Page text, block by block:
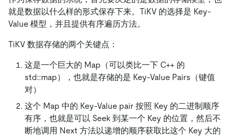
就是数据以什么样的形式保存下来。TiKV 的选择是 Key-
Value 模型，并且提供有序遍历方法。
TiKV 数据存储的两个关键点：
这是一个巨大的 Map（可以类比一下 C++ 的
std::map），也就是存储的是 Key-Value Pairs（键值
对）
这个 Map 中的 Key-Value pair 按照 Key 的二进制顺序
有序，也就是可以 Seek 到某一个 Key 的位置，然后不
断地调用 Next 方法以递增的顺序获取比这个 Key 大的